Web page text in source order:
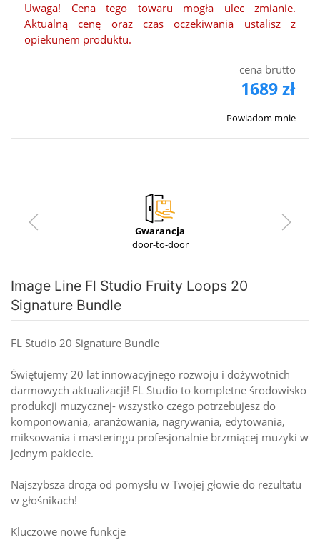
Uwaga! Cena tego towaru mogła ulec zmianie.
Aktualną cenę oraz czas oczekiwania ustalisz z
opiekunem produktu.
cena brutto
1689 zł
Powiadom mnie
Gwarancja
door-to-door
Image Line Fl Studio Fruity Loops 20
Signature Bundle
FL Studio 20 Signature Bundle
Świętujemy 20 lat innowacyjnego rozwoju i dożywotnich
darmowych aktualizacji! FL Studio to kompletne środowisko
produkcji muzycznej- wszystko czego potrzebujesz do
komponowania, aranżowania, nagrywania, edytowania,
miksowania i masteringu profesjonalnie brzmiącej muzyki w
jednym pakiecie.
Najszybsza droga od pomysłu w Twojej głowie do rezultatu
w głośnikach!
Kluczowe nowe funkcje